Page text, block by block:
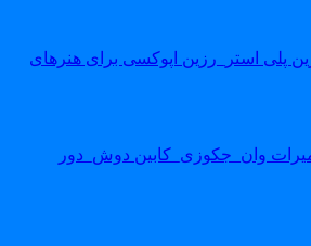
استر_رزین اپوکسی برای هنرهای
وان_جکوزی_کابین دوش_دور